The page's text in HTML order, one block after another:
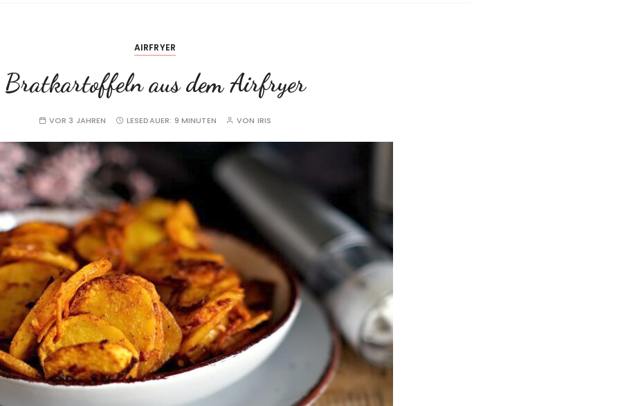
AIRFRYER
Bratkartoffeln aus dem Airfryer
VOR 3 JAHREN LESEDAUER: 9 MINUTEN VON IRIS